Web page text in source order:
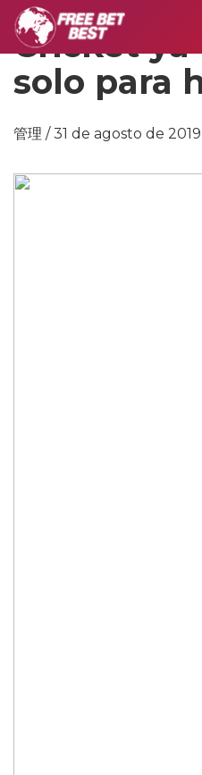
Cricket ya
solo para
管理 / 31 de agosto de 2019